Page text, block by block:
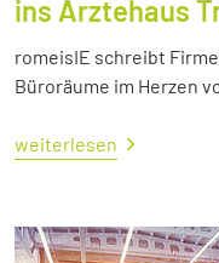
ins Ärztehaus
romeisIE schreibt
Büroräume im Herzen
weiterlesen